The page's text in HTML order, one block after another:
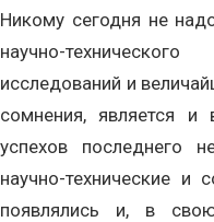
Никому сегодня не
научно-
исследований и
сомнения, является
успехов последнего
научно-технические и
появлялись и, в